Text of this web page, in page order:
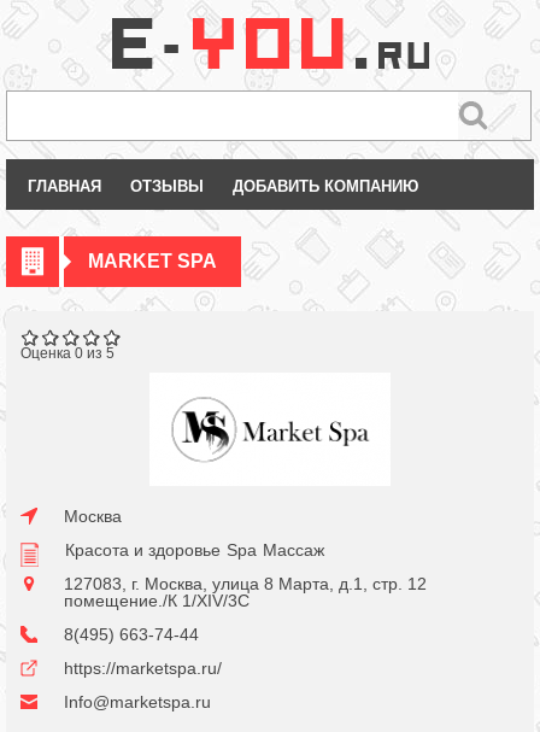
ГЛАВНАЯ ОТЗЫВЫ ДОБАВИТЬ КОМПАНИЮ
MARKET SPA
Оценка 0 из 5
Москва
Красота и здоровье Spa Массаж
127083, г. Москва, улица 8 Марта, д.1, стр. 12
помещение./К 1/XIV/3C
8(495) 663-74-44
https://marketspa.ru/
Info@marketspa.ru